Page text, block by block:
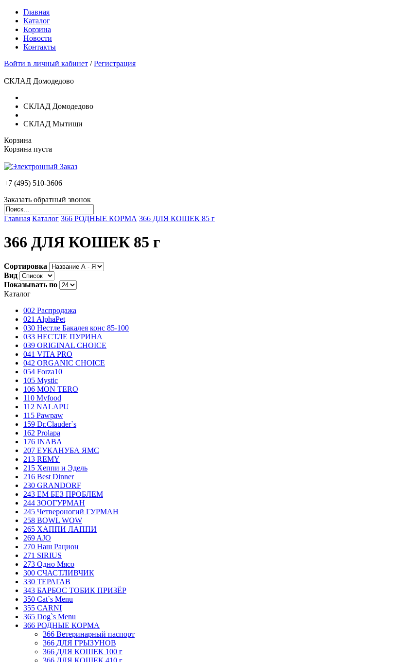
Главная
Каталог
Корзина
Новости
Контакты
Войти в личный кабинет /Регистрация
СКЛАД Домодедово
СКЛАД Домодедово
СКЛАД Мытищи
Корзина
Корзина пуста
+7 (495) 510-3606
Заказать обратный звонок
Главная Каталог 366 РОДНЫЕ КОРМА 366 ДЛЯ КОШЕК 85 г
366 ДЛЯ КОШЕК 85 г
Сортировка
Вид
Показывать по
Каталог
002 Распродажа
021 AlphaPet
030 Нестле Бакалея конc 85-100
033 НЕСТЛЕ ПУРИНА
039 ORIGINAL CHOICE
041 VITA PRO
042 ORGANIC CHOICE
054 Forza10
105 Mystic
106 MON TERO
110 Myfood
112 NALAPU
115 Pawpaw
159 Dr.Clauder`s
162 Prolapa
176 INABA
207 ЕУКАНУБА ЯМС
213 REMY
215 Хеппи и Эдель
216 Best Dinner
230 GRANDORF
243 ЕМ БЕЗ ПРОБЛЕМ
244 ЗООГУРМАН
245 Четвероногий ГУРМАН
258 BOWL WOW
265 ХАППИ ЛАППИ
269 AJO
270 Наш Рацион
271 SIRIUS
273 Одно Мясо
300 СЧАСТЛИВЧИК
330 ТЕРАГАВ
343 БАРБОС ТОБИК ПРИЗЁР
350 Cat`s Menu
355 CARNI
365 Dog`s Menu
366 РОДНЫЕ КОРМА
366 Ветеринарный паспорт
366 ДЛЯ ГРЫЗУНОВ
366 ДЛЯ КОШЕК 100 г
366 ДЛЯ КОШЕК 410 г